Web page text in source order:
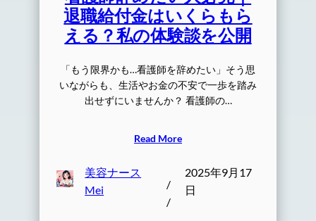
退職給付金はいくらもら
える？私の体験談を公開
「もう限界かも…看護師を辞めたい」そう思
いながらも、生活やお金の不安で一歩を踏み
出せずにいませんか？ 看護師の…
Read More
美容ナース
Mei
/
/
2025年9月17
日